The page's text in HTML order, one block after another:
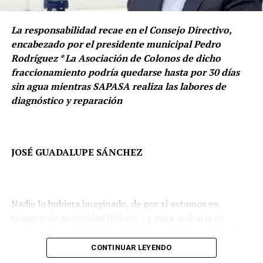
Kahlo, el histórico Acueducto, un águila y un tigre,
convirtiendo los espacios comunes en puntos de
encuentro y expresión cultural.
medición anterior.
Este resultado ubica a Naucalpan entre los municipios
que registraron una reducción significativa en la
percepción de inseguridad durante el periodo de
referencia y representa su nivel más bajo en los últimos
años, de acuerdo con la serie histórica de la ENSU.
La responsabilidad recae en el Consejo Directivo,
encabezado por el presidente municipal Pedro
Rodríguez * La Asociación de Colonos de dicho
fraccionamiento podría quedarse hasta por 30 días
sin agua mientras SAPASA realiza las labores de
diagnóstico y reparación
JOSÉ GUADALUPE SÁNCHEZ
Nadie lo hubiera imaginado, de por sí estamos en
CONTINUAR LEYENDO